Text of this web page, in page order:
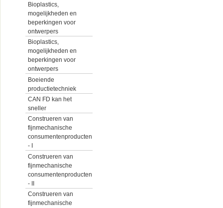
Bioplastics,
mogelijkheden en
beperkingen voor
ontwerpers
Bioplastics,
mogelijkheden en
beperkingen voor
ontwerpers
Boeiende
productietechniek
CAN FD kan het
sneller
Construeren van
fijnmechanische
consumentenproducten
- I
Construeren van
fijnmechanische
consumentenproducten
- II
Construeren van
fijnmechanische